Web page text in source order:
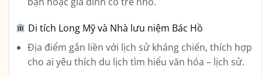
Di tích Long Mỹ và Nhà lưu niệm Bác Hồ
Địa điểm gắn liền với lịch sử kháng chiến, thích hợp
cho ai yêu thích du lịch tìm hiểu văn hóa – lịch sử.